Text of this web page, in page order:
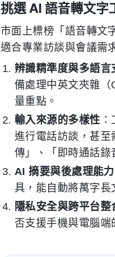
挑選 AI 語音轉文字
市面上標榜「語音轉文
適合專業訪談與會議需
辨識精準度與多語言
備處理中英文夾雜
量重點。
輸入來源的多樣性
進行電話訪談，甚至
傳」、「即時通話錄
AI 摘要與後處理能力
具，能自動將萬字
隱私安全與跨平台整
否支援手機與電腦端